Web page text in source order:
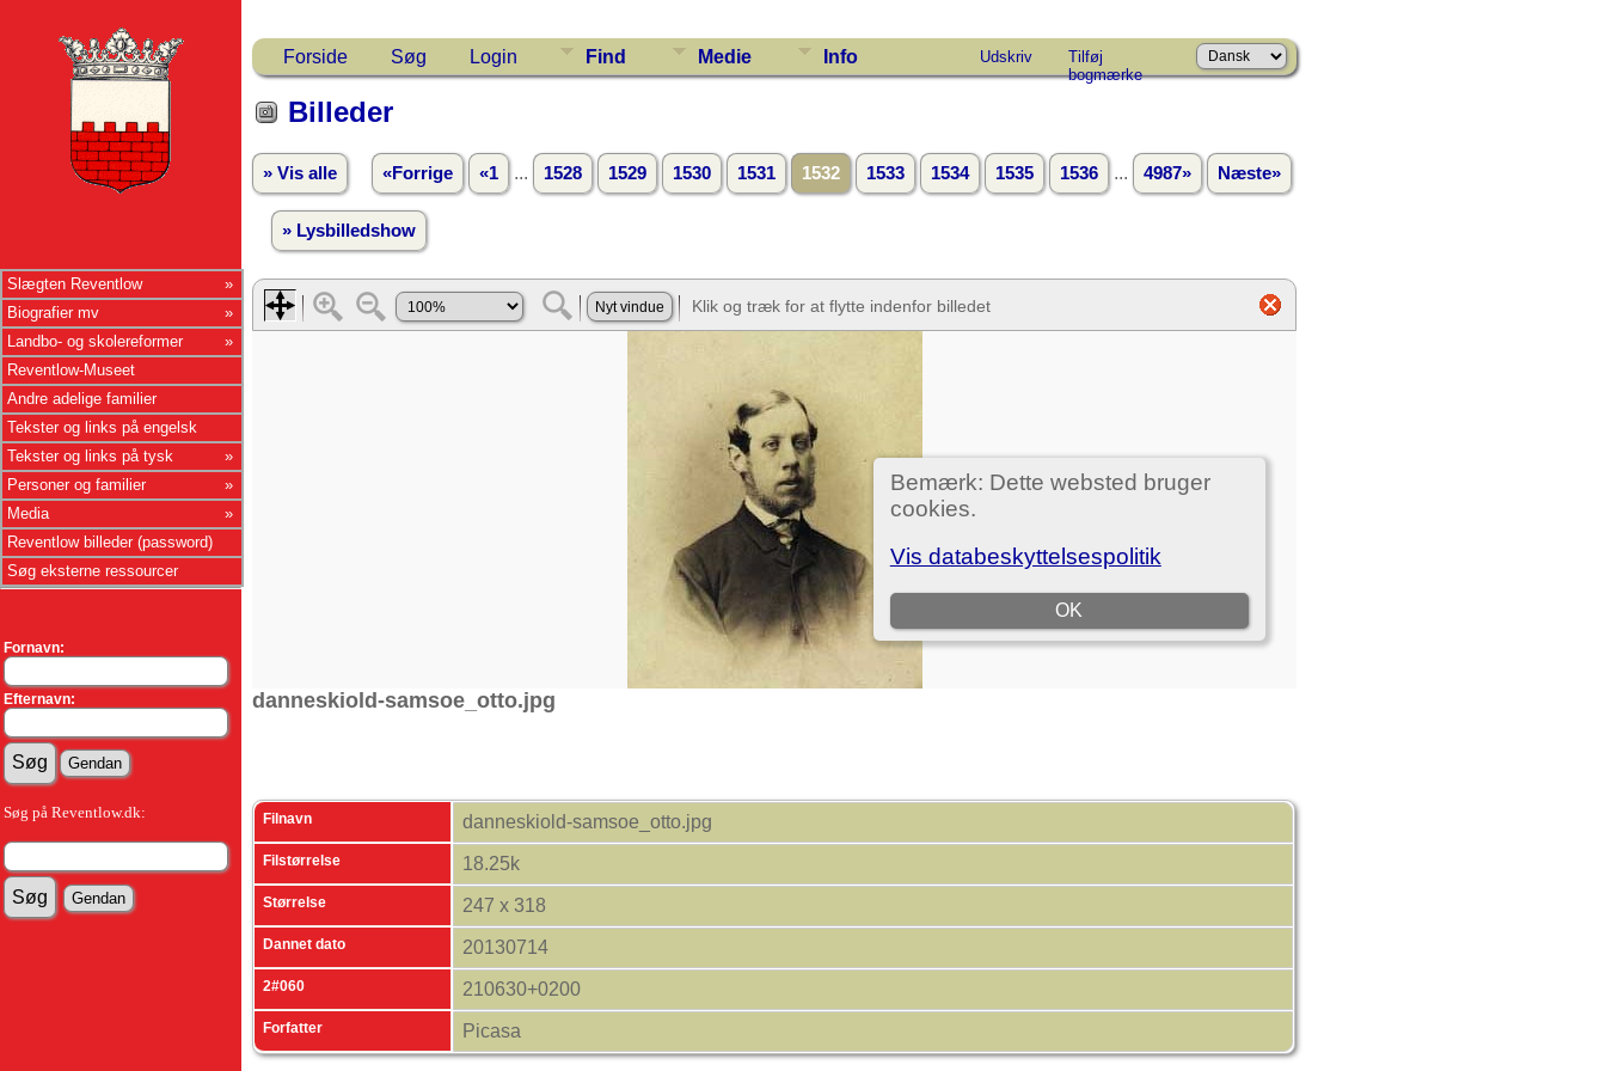
Slægten Reventlow
Biografier mv
Landbo- og skolereformer
Reventlow-Museet
Andre adelige familier
Tekster og links på engelsk
Tekster og links på tysk
Personer og familier
Media
Reventlow billeder (password)
Søg eksterne ressourcer
Fornavn:
Efternavn:
Søg på Reventlow.dk:
Forside Søg Login Find Medie Info Udskriv
Tilføj
bogmærke
Billeder
» Vis alle «Forrige «1 ... 1528 1529 1530 1531 1532 1533 1534 1535 1536 ... 4987» Næste»
» Lysbilledshow
danneskiold-samsoe_otto.jpg
Filnavn danneskiold-samsoe_otto.jpg
Filstørrelse 18.25k
Størrelse 247 x 318
Dannet dato 20130714
2#060 210630+0200
Forfatter Picasa